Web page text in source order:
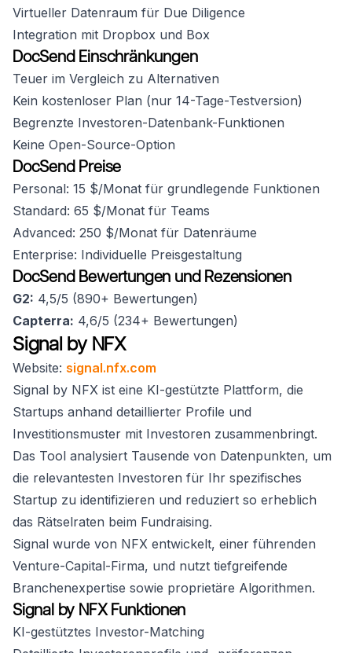
Virtueller Datenraum für Due Diligence
Integration mit Dropbox und Box
DocSend Einschränkungen
Teuer im Vergleich zu Alternativen
Kein kostenloser Plan (nur 14-Tage-Testversion)
Begrenzte Investoren-Datenbank-Funktionen
Keine Open-Source-Option
DocSend Preise
Personal: 15 $/Monat für grundlegende Funktionen
Standard: 65 $/Monat für Teams
Advanced: 250 $/Monat für Datenräume
Enterprise: Individuelle Preisgestaltung
DocSend Bewertungen und Rezensionen
G2: 4,5/5 (890+ Bewertungen)
Capterra: 4,6/5 (234+ Bewertungen)
Signal by NFX
Website: signal.nfx.com
Signal by NFX ist eine KI-gestützte Plattform, die
Startups anhand detaillierter Profile und
Investitionsmuster mit Investoren zusammenbringt.
Das Tool analysiert Tausende von Datenpunkten, um
die relevantesten Investoren für Ihr spezifisches
Startup zu identifizieren und reduziert so erheblich
das Rätselraten beim Fundraising.
Signal wurde von NFX entwickelt, einer führenden
Venture-Capital-Firma, und nutzt tiefgreifende
Branchenexpertise sowie proprietäre Algorithmen.
Signal by NFX Funktionen
KI-gestütztes Investor-Matching